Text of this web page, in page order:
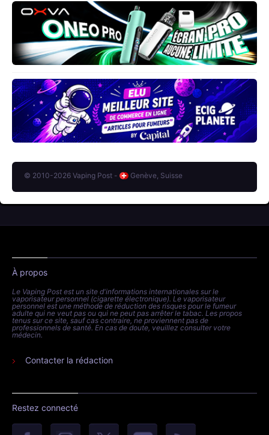
© 2010-2026 Vaping Post - Genève, Suisse
À propos
Le Vaping Post est un site d'informations internationales sur le
vaporisateur personnel (cigarette électronique). Le vaporisateur
personnel est une méthode de réduction des risques pour le fumeur
adulte qui ne veut pas ou qui ne peut pas arrêter le tabac. Les propos
tenus sur ce site, sauf cas contraire, ne proviennent pas de
professionnels de santé. En cas de doute, veuillez consulter votre
médecin.
Contacter la rédaction
Restez connecté